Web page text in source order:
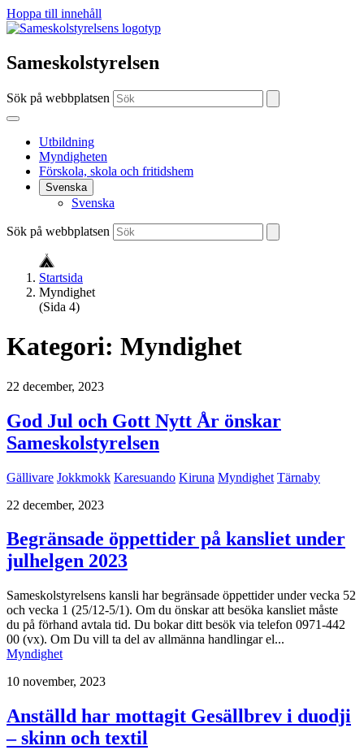
Hoppa till innehåll
Sameskolstyrelsen
Sök på webbplatsen
Utbildning
Myndigheten
Förskola, skola och fritidshem
Svenska
Svenska
Sök på webbplatsen
Startsida
Myndighet
(Sida 4)
Kategori: Myndighet
22 december, 2023
God Jul och Gott Nytt År önskar
Sameskolstyrelsen
Gällivare Jokkmokk Karesuando Kiruna Myndighet Tärnaby
22 december, 2023
Begränsade öppettider på kansliet under
julhelgen 2023
Sameskolstyrelsens kansli har begränsade öppettider under vecka 52
och vecka 1 (25/12-5/1). Om du önskar att besöka kansliet måste
du på förhand avtala tid. Du bokar ditt besök via telefon 0971-442
00 (vx). Om Du vill ta del av allmänna handlingar el...
Myndighet
10 november, 2023
Anställd har mottagit Gesällbrev i duodji
– skinn och textil